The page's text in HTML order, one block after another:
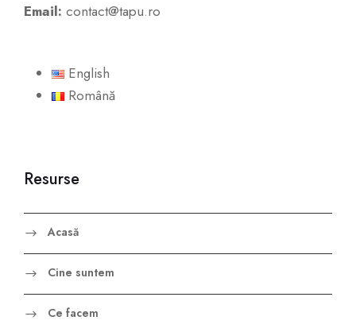
Email: contact@tapu.ro
English
Română
Resurse
Acasă
Cine suntem
Ce facem